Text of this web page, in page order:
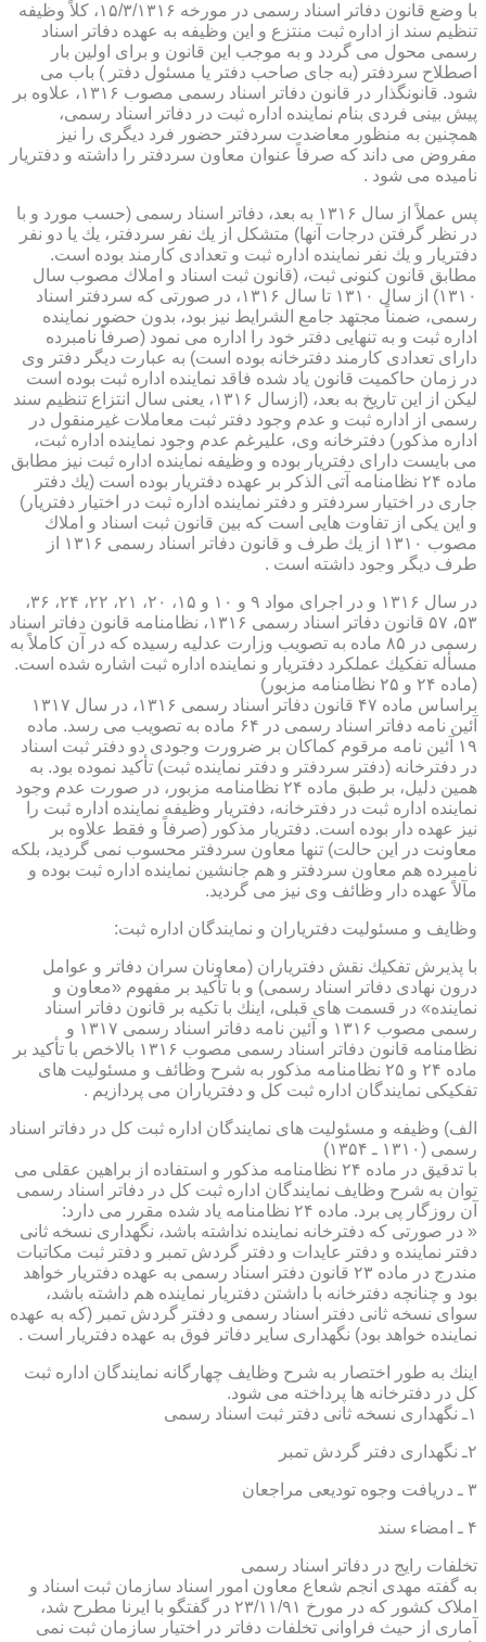
با وضع قانون دفاتر اسناد رسمی در مورخه ۱۵/۳/۱۳۱۶، كلاً وظیفه
تنظیم سند از اداره ثبت منتزع و این وظیفه به عهده دفاتر اسناد
رسمی محول می گردد و به موجب این قانون و برای اولین بار
اصطلاح سردفتر (به جای صاحب دفتر یا مسئول دفتر ) باب می
شود. قانونگذار در قانون دفاتر اسناد رسمی مصوب ۱۳۱۶، علاوه بر
پیش بینی فردی بنام نماینده اداره ثبت در دفاتر اسناد رسمی،
همچنین به منظور معاضدت سردفتر حضور فرد دیگری را نیز
مفروض می داند كه صرفاً عنوان معاون سردفتر را داشته و دفتریار
نامیده می شود .
پس عملاً از سال ۱۳۱۶ به بعد، دفاتر اسناد رسمی (حسب مورد و با
در نظر گرفتن درجات آنها) متشكل از یك نفر سردفتر، یك یا دو نفر
دفتریار و یك نفر نماینده اداره ثبت و تعدادی كارمند بوده است.
مطابق قانون كنونی ثبت، (قانون ثبت اسناد و املاك مصوب سال
۱۳۱۰) از سال ۱۳۱۰ تا سال ۱۳۱۶، در صورتی كه سردفتر اسناد
رسمی، ضمناً مجتهد جامع الشرایط نیز بود، بدون حضور نماینده
اداره ثبت و به تنهایی دفتر خود را اداره می نمود (صرفاً نامبرده
دارای تعدادی كارمند دفترخانه بوده است) به عبارت دیگر دفتر وی
در زمان حاكمیت قانون یاد شده فاقد نماینده اداره ثبت بوده است
لیكن از این تاریخ به بعد، (ازسال ۱۳۱۶، یعنی سال انتزاع تنظیم سند
رسمی از اداره ثبت و عدم وجود دفتر ثبت معاملات غیرمنقول در
اداره مذكور) دفترخانه وی، علیرغم عدم وجود نماینده اداره ثبت،
می بایست دارای دفتریار بوده و وظیفه نماینده اداره ثبت نیز مطابق
ماده ۲۴ نظامنامه آتی الذكر بر عهده دفتریار بوده است (یك دفتر
جاری در اختیار سردفتر و دفتر نماینده اداره ثبت در اختیار دفتریار)
و این یكی از تفاوت هایی است كه بین قانون ثبت اسناد و املاك
مصوب ۱۳۱۰ از یك طرف و قانون دفاتر اسناد رسمی ۱۳۱۶ از
طرف دیگر وجود داشته است .
در سال ۱۳۱۶ و در اجرای مواد ۹ و ۱۰ و ۱۵، ۲۰، ۲۱، ۲۲، ۲۴، ۳۶،
۵۳، ۵۷ قانون دفاتر اسناد رسمی ۱۳۱۶، نظامنامه قانون دفاتر اسناد
رسمی در ۸۵ ماده به تصویب وزارت عدلیه رسیده كه در آن كاملاً به
مسأله تفكیك عملكرد دفتریار و نماینده اداره ثبت اشاره شده است.
(ماده ۲۴ و ۲۵ نظامنامه مزبور)
براساس ماده ۴۷ قانون دفاتر اسناد رسمی ۱۳۱۶، در سال ۱۳۱۷
آئین نامه دفاتر اسناد رسمی در ۶۴ ماده به تصویب می رسد. ماده
۱۹ آئین نامه مرقوم كماكان بر ضرورت وجودی دو دفتر ثبت اسناد
در دفترخانه (دفتر سردفتر و دفتر نماینده ثبت) تأكید نموده بود. به
همین دلیل، بر طبق ماده ۲۴ نظامنامه مزبور، در صورت عدم وجود
نماینده اداره ثبت در دفترخانه، دفتریار وظیفه نماینده اداره ثبت را
نیز عهده دار بوده است. دفتریار مذكور (صرفاً و فقط علاوه بر
معاونت در این حالت) تنها معاون سردفتر محسوب نمی گردید، بلكه
نامبرده هم معاون سردفتر و هم جانشین نماینده اداره ثبت بوده و
مآلاً عهده دار وظائف وی نیز می گردید.
وظایف و مسئولیت دفتریاران و نمایندگان اداره ثبت:
با پذیرش تفكیك نقش دفتریاران (معاونان سران دفاتر و عوامل
درون نهادی دفاتر اسناد رسمی) و با تأكید بر مفهوم «معاون و
نماینده» در قسمت های قبلی، اینك با تكیه بر قانون دفاتر اسناد
رسمی مصوب ۱۳۱۶ و آئین نامه دفاتر اسناد رسمی ۱۳۱۷ و
نظامنامه قانون دفاتر اسناد رسمی مصوب ۱۳۱۶ بالاخص با تأكید بر
ماده ۲۴ و ۲۵ نظامنامه مذكور به شرح وظائف و مسئولیت های
تفكیكی نمایندگان اداره ثبت كل و دفتریاران می پردازیم .
الف) وظیفه و مسئولیت های نمایندگان اداره ثبت كل در دفاتر اسناد
رسمی (۱۳۱۰ ـ ۱۳۵۴)
با تدقیق در ماده ۲۴ نظامنامه مذكور و استفاده از براهین عقلی می
توان به شرح وظایف نمایندگان اداره ثبت كل در دفاتر اسناد رسمی
آن روزگار پی برد. ماده ۲۴ نظامنامه یاد شده مقرر می دارد:
« در صورتی كه دفترخانه نماینده نداشته باشد، نگهداری نسخه ثانی
دفتر نماینده و دفتر عایدات و دفتر گردش تمبر و دفتر ثبت مكاتبات
مندرج در ماده ۲۳ قانون دفتر اسناد رسمی به عهده دفتریار خواهد
بود و چنانچه دفترخانه با داشتن دفتریار نماینده هم داشته باشد،
سوای نسخه ثانی دفتر اسناد رسمی و دفتر گردش تمبر (كه به عهده
نماینده خواهد بود) نگهداری سایر دفاتر فوق به عهده دفتریار است .
اینك به طور اختصار به شرح وظایف چهارگانه نمایندگان اداره ثبت
كل در دفترخانه ها پرداخته می شود.
۱ـ نگهداری نسخه ثانی دفتر ثبت اسناد رسمی
۲ـ نگهداری دفتر گردش تمبر
۳ ـ دریافت وجوه تودیعی مراجعان
۴ ـ امضاء سند
تخلفات رایج در دفاتر اسناد رسمی
به گفته مهدی انجم شعاع معاون امور اسناد سازمان ثبت اسناد و
املاک کشور که در مورخ ۲۳/۱۱/۹۱ در گفتگو با ایرنا مطرح شد،
آماری از حیث فراوانی تخلفات دفاتر در اختیار سازمان ثبت نمی